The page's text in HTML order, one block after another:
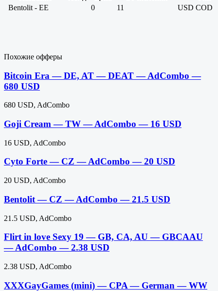
Bentolit - EE
0 11 USD COD
Похожие офферы
Bitcoin Era — DE, AT — DEAT — AdCombo —
680 USD
680 USD, AdCombo
Goji Cream — TW — AdCombo — 16 USD
16 USD, AdCombo
Cyto Forte — CZ — AdCombo — 20 USD
20 USD, AdCombo
Bentolit — CZ — AdCombo — 21.5 USD
21.5 USD, AdCombo
Flirt in love Sexy 19 — GB, CA, AU — GBCAAU
— AdCombo — 2.38 USD
2.38 USD, AdCombo
XXXGayGames (mini) — CPA — German — WW